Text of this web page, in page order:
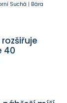
Suchá | Bára
rozšiřuje
40